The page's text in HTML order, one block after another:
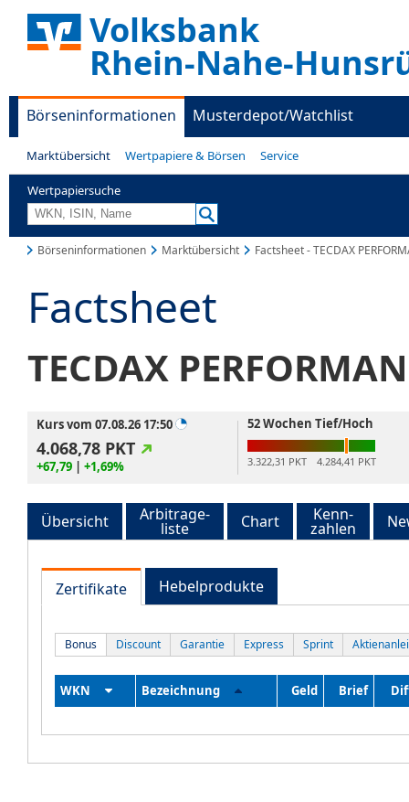
Volksbank
Rhein-Nahe-
Börseninformationen Musterdepot/Watchlist
Marktübersicht Wertpapiere & Börsen Service
Wertpapiersuche
Börseninformationen Marktübersicht Factsheet - TECDAX
Factsheet
TECDAX
Kurs vom 07.08.26 17:50
4.068,78 PKT
+67,79 | +1,69%
52 Wochen Tief/Hoch
3.322,31 PKT 4.284,41 PKT
Übersicht Arbitrage-
liste Chart Kenn-
zahlen
Zertifikate Hebelprodukte
Bonus Discount Garantie Express Sprint
WKN Bezeichnung Geld Brief